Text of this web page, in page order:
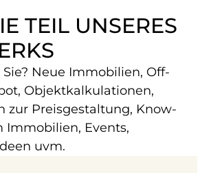
Eigenheim in Neunkirchen
ALS
–
TEIL UNSERES
Neue Immobilien, Off-
Objektkalkulationen,
zur Preisgestaltung, Know-
Immobilien, Events,
uvm.